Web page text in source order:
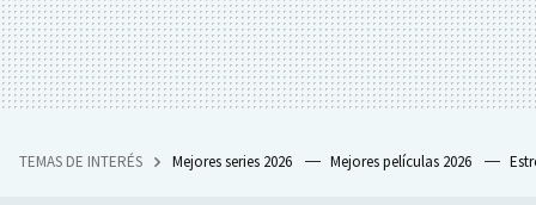
TEMAS DE INTERÉS Mejores series 2026 Mejores películas 2026